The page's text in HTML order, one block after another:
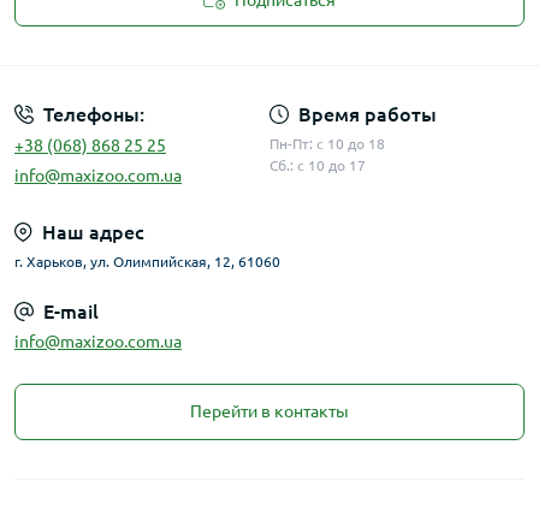
Телефоны:
+38 (068) 868 25 25
info@maxizoo.com.ua
Время работы
Пн-Пт: с 10 до 18
Сб.: с 10 до 17
Наш адрес
г. Харьков, ул. Олимпийская, 12, 61060
E-mail
info@maxizoo.com.ua
Перейти в контакты